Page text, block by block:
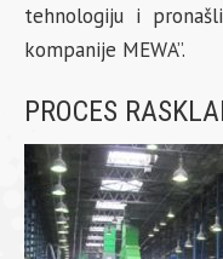
tehnologiju i
kompanije MEWA”.
PROCES